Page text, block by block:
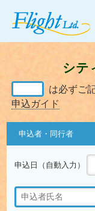
シテ
は必ずご
申込ガイド
申込者・同行者
申込日（自動入力）